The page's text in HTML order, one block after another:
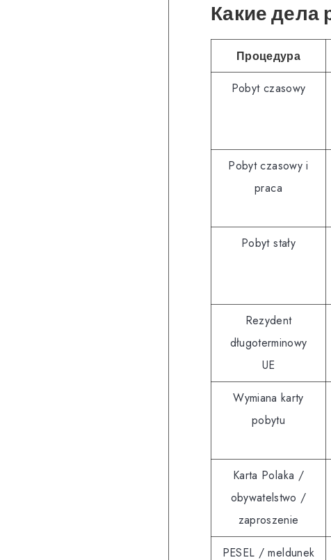
Какие дела
Процедура
Pobyt czasowy
Pobyt czasowy i
praca
Pobyt stały
Rezydent
długoterminowy
UE
Wymiana karty
pobytu
Karta Polaka /
obywatelstwo /
zaproszenie
PESEL / meldunek